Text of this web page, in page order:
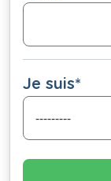
Je suis*